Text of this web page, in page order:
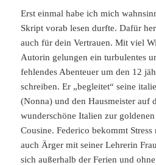
Erst einmal habe ich mich
Skript vorab lesen durfte. Dafür
auch für dein Vertrauen. Mit viel
Autorin gelungen ein turbulentes
fehlendes Abenteuer um den 12
schreiben. Er „begleitet“ seine
(Nonna) und den Hausmeister auf
wunderschöne Italien zur
Cousine. Federico bekommt
auch Ärger mit seiner Lehrerin
sich außerhalb der Ferien und